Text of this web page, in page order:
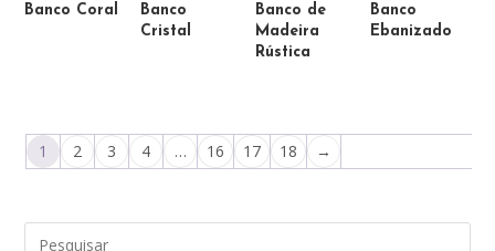
Banco Coral
Banco
Cristal
Banco de
Madeira
Rústica
Banco
Ebanizado
1 2 3 4 … 16 17 18 →